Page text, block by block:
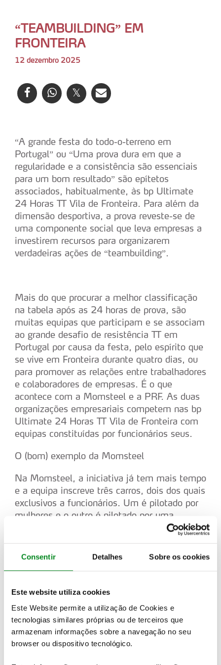
Consentir Detalhes Sobre os cookies
Este website utiliza cookies
Este Website permite a utilização de Cookies e
tecnologias similares próprias ou de terceiros que
armazenam informações sobre a navegação no seu
browser ou dispositivo tecnológico.
“TEAMBUILDING” EM
FRONTEIRA
12 dezembro 2025
“A grande festa do todo-o-terreno em
Portugal” ou “Uma prova dura em que a
regularidade e a consistência são essenciais
para um bom resultado” são epítetos
associados, habitualmente, às bp Ultimate
24 Horas TT Vila de Fronteira. Para além da
dimensão desportiva, a prova reveste-se de
uma componente social que leva empresas a
investirem recursos para organizarem
verdadeiras ações de “teambuilding”.
Mais do que procurar a melhor classificação
na tabela após as 24 horas de prova, são
muitas equipas que participam e se associam
ao grande desafio de resistência TT em
Portugal por causa da festa, pelo espírito que
se vive em Fronteira durante quatro dias, ou
para promover as relações entre trabalhadores
e colaboradores de empresas. É o que
acontece com a Momsteel e a PRF. As duas
organizações empresariais competem nas bp
Ultimate 24 Horas TT Vila de Fronteira com
equipas constituídas por funcionários seus.
O (bom) exemplo da Momsteel
Na Momsteel, a iniciativa já tem mais tempo
e a equipa inscreve três carros, dois dos quais
exclusivos a funcionários. Um é pilotado por
mulheres e o outro é pilotado por uma
projeto Momsteel em Fronteira, explica como
é que funciona o sistema que permite
selecionar os pilotos a partir de um universo
inscreveu-se e fizemos uma sessão de
avaliação num kartódromo. Tivemos cerca de
40 candidaturas. Eu e a Lígia Albuquerque
(mentora da equipa feminina) fizemos a